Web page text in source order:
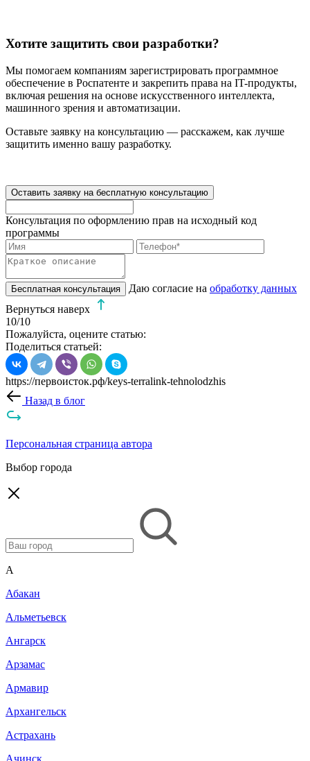
Хотите защитить свои разработки?
Мы помогаем компаниям зарегистрировать программное
обеспечение в Роспатенте и закрепить права на IT-продукты,
включая решения на основе искусственного интеллекта,
машинного зрения и автоматизации.
Оставьте заявку на консультацию — расскажем, как лучше
защитить именно вашу разработку.
Оставить заявку на бесплатную консультацию
Консультация по оформлению прав на исходный код
программы
Бесплатная консультация Даю согласие на обработку данных
Вернуться наверх
10/10
Пожалуйста, оцените статью:
Поделиться статьей:
https://первоисток.рф/keys-terralink-tehnolodzhis
Назад в блог
Персональная страница автора
Выбор города
A
Абакан
Альметьевск
Ангарск
Арзамас
Армавир
Архангельск
Астрахань
Ачинск